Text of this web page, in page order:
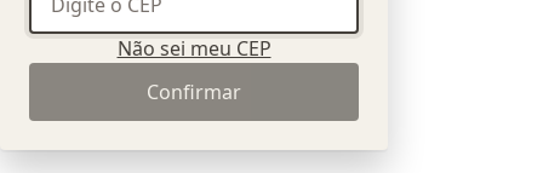
Não sei meu CEP
Confirmar